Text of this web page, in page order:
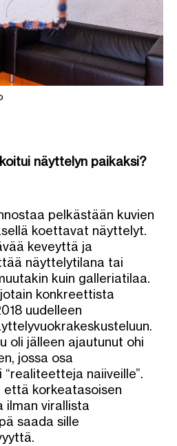
näyttelyn paikaksi?
pelkästään kuvien
koettavat näyttelyt.
keveyttä ja
näyttelytilana tai
kuin galleriatilaa.
konkreettista
uudelleen
oli jälleen ajautunut ohi
jossa osa
naiiveille”.
että korkeatasoisen
ilman virallista
saada sille